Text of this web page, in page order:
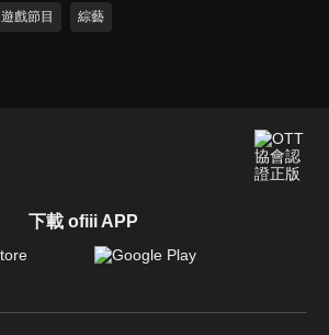
遊戲節目
綜藝
下載 ofiii APP